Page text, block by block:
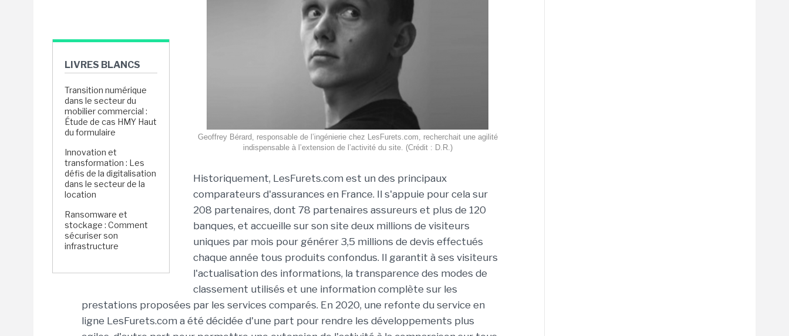
LIVRES BLANCS
Transition numérique
dans le secteur du
mobilier commercial :
Étude de cas HMY Haut
du formulaire
Innovation et
transformation : Les
défis de la digitalisation
dans le secteur de la
location
Ransomware et
stockage : Comment
sécuriser son
infrastructure
Geoffrey Bérard, responsable de l’ingénierie chez LesFurets.com, recherchait une agilité
indispensable à l’extension de l’activité du site. (Crédit : D.R.)
Historiquement, LesFurets.com est un des principaux
comparateurs d'assurances en France. Il s'appuie pour cela sur
208 partenaires, dont 78 partenaires assureurs et plus de 120
banques, et accueille sur son site deux millions de visiteurs
uniques par mois pour générer 3,5 millions de devis effectués
chaque année tous produits confondus. Il garantit à ses visiteurs
l'actualisation des informations, la transparence des modes de
classement utilisés et une information complète sur les
prestations proposées par les services comparés. En 2020, une refonte du service en
ligne LesFurets.com a été décidée d'une part pour rendre les développements plus